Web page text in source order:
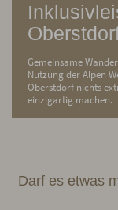
Gemeinsame
Nutzung der Alpen
Oberstdorf nichts
einzigartig machen.
Darf es etwas